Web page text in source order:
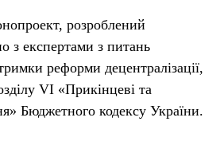
розроблений
з експертами з питань
реформи децентралізації,
VI «Прикінцеві та
Бюджетного кодексу України.